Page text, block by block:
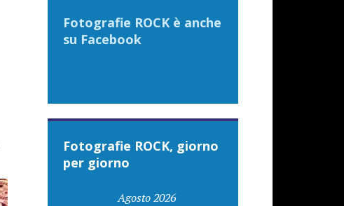
Fotografie ROCK è anche
su Facebook
Fotografie ROCK, giorno
per giorno
Agosto 2026